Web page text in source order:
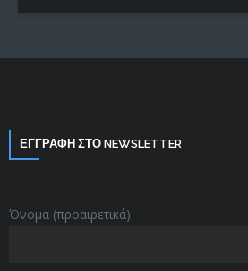
ΕΓΓΡΑΦΗ ΣΤΟ NEWSLETTER
Όνομα (προαιρετικά)